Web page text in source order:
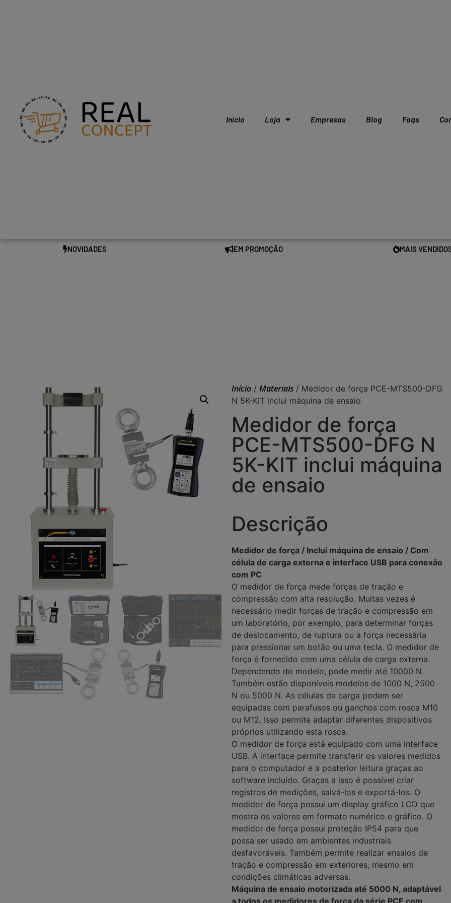
Início Loja Empresas Blog Faqs
NOVIDADES EM PROMOÇÃO MAIS
Início / Materiais / Medidor de força PCE-MTS500-DFG
N 5K-KIT inclui máquina de ensaio
Medidor de força
PCE-MTS500-DFG N
5K-KIT inclui máquina
de ensaio
Descrição
Medidor de força / Inclui máquina de ensaio / Com
célula de carga externa e interface USB para conexão
com PC
O medidor de força mede forças de tração e
compressão com alta resolução. Muitas vezes é
necessário medir forças de tração e compressão em
um laboratório, por exemplo, para determinar forças
de deslocamento, de ruptura ou a força necessária
para pressionar um botão ou uma tecla. O medidor de
força é fornecido com uma célula de carga externa.
Dependendo do modelo, pode medir até 10000 N.
Também estão disponíveis modelos de 1000 N, 2500
N ou 5000 N. As células de carga podem ser
equipadas com parafusos ou ganchos com rosca M10
ou M12. Isso permite adaptar diferentes dispositivos
próprios utilizando esta rosca.
O medidor de força está equipado com uma interface
USB. A interface permite transferir os valores medidos
para o computador e a posterior leitura graças ao
software incluído. Graças a isso é possível criar
registros de medições, salvá-los e exportá-los. O
medidor de força possui um display gráfico LCD que
mostra os valores em formato numérico e gráfico. O
medidor de força possui proteção IP54 para que
possa ser usado em ambientes industriais
desfavoráveis. Também permite realizar ensaios de
tração e compressão em exteriores, mesmo em
condições climáticas adversas.
Máquina de ensaio motorizada até 5000 N, adaptável